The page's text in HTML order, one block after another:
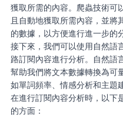
獲取所需的內容。爬蟲技術可
且自動地獲取所需內容，並將
的數據，以方便進行進一步的
接下來，我們可以使用自然語
路訂閱內容進行分析。自然語
幫助我們將文本數據轉換為可
如單詞頻率、情感分析和主題
在進行訂閱內容分析時，以下
的方面：